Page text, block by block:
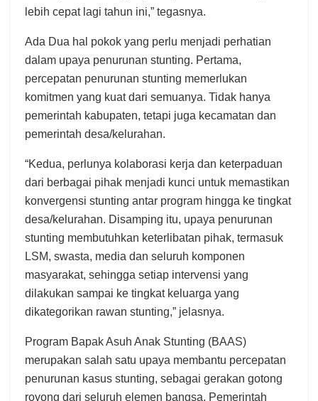
lebih cepat lagi tahun ini,” tegasnya.
Ada Dua hal pokok yang perlu menjadi perhatian
dalam upaya penurunan stunting. Pertama,
percepatan penurunan stunting memerlukan
komitmen yang kuat dari semuanya. Tidak hanya
pemerintah kabupaten, tetapi juga kecamatan dan
pemerintah desa/kelurahan.
“Kedua, perlunya kolaborasi kerja dan keterpaduan
dari berbagai pihak menjadi kunci untuk memastikan
konvergensi stunting antar program hingga ke tingkat
desa/kelurahan. Disamping itu, upaya penurunan
stunting membutuhkan keterlibatan pihak, termasuk
LSM, swasta, media dan seluruh komponen
masyarakat, sehingga setiap intervensi yang
dilakukan sampai ke tingkat keluarga yang
dikategorikan rawan stunting,” jelasnya.
Program Bapak Asuh Anak Stunting (BAAS)
merupakan salah satu upaya membantu percepatan
penurunan kasus stunting, sebagai gerakan gotong
royong dari seluruh elemen bangsa. Pemerintah